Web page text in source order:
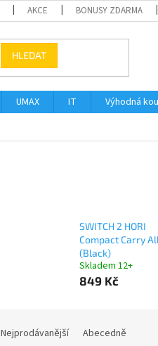
AKCE BONUSY ZDARMA
HLEDAT
UMAX IT Výhodná
SWITCH 2 HORI
Compact Carry
(Black)
Skladem 12+
849 Kč
Nejprodávanější Abecedně